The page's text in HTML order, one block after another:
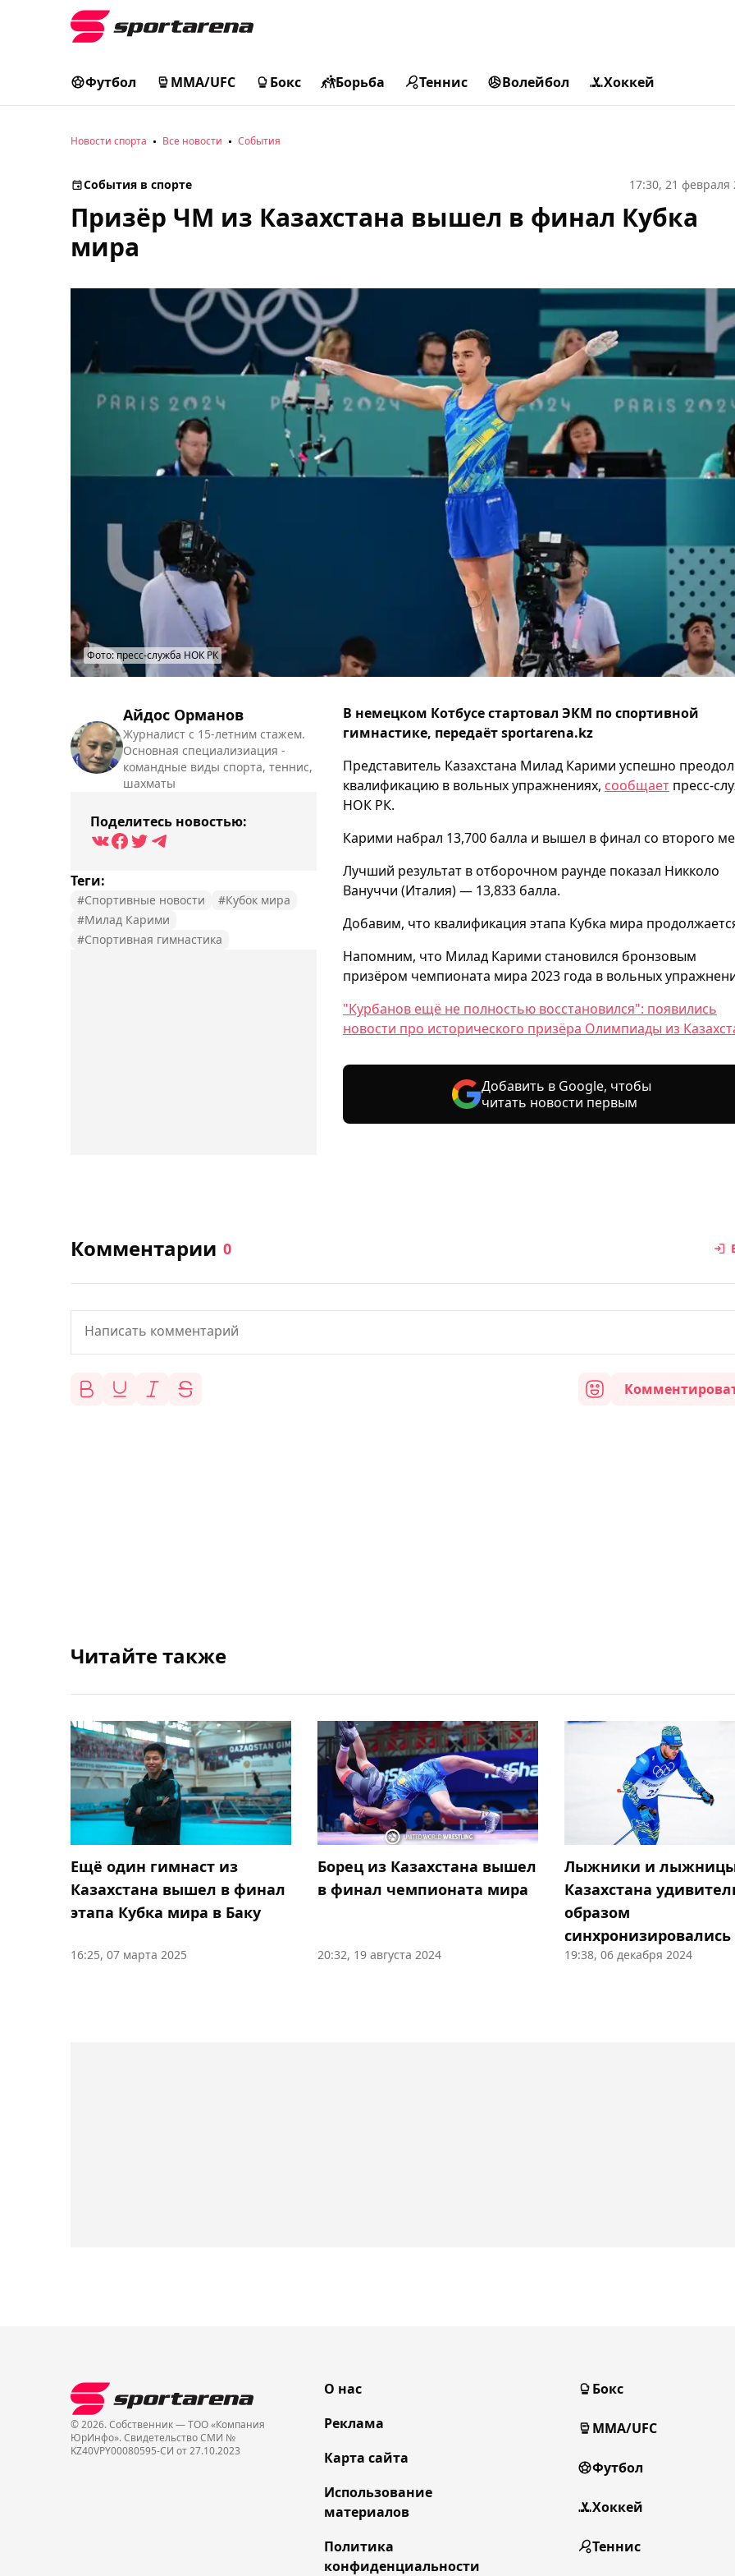
Футбол MMA/UFC Бокс Борьба Теннис Волейбол Хоккей
Новости спорта Все новости События
События в спорте 17:30, 21 февраля
Призёр ЧМ из Казахстана вышел в финал Кубка
мира
Фото: пресс-служба НОК РК
Айдос Орманов
Журналист с 15-летним стажем.
Основная специализиация -
командные виды спорта, теннис,
шахматы
Поделитесь новостью:
Теги:
#Спортивные новости
#Кубок мира
#Милад Карими
#Спортивная гимнастика
В немецком Котбусе стартовал ЭКМ по спортивной
гимнастике, передаёт sportarena.kz
Представитель Казахстана Милад Карими успешно
квалификацию в вольных упражнениях, сообщает пресс-
НОК РК.
Карими набрал 13,700 балла и вышел в финал со второго
Лучший результат в отборочном раунде показал Никколо
Вануччи (Италия) — 13,833 балла.
Добавим, что квалификация этапа Кубка мира
Напомним, что Милад Карими становился бронзовым
призёром чемпионата мира 2023 года в вольных
"Курбанов ещё не полностью восстановился": появились
новости про исторического призёра Олимпиады из
Добавить в Google, чтобы
читать новости первым
Комментарии 0
Читайте также
Ещё один гимнаст из
Казахстана вышел в финал
этапа Кубка мира в Баку
16:25, 07 марта 2025
Борец из Казахстана вышел
в финал чемпионата мира
20:32, 19 августа 2024
Лыжники и
Казахстана
образом
синхронизировались
этапе Кубка мира в
19:38, 06 декабря 2024
© 2026. Собственник — ТОО «Компания
ЮрИнфо». Cвидетельство СМИ №
KZ40VPY00080595-СИ от 27.10.2023
О нас
Реклама
Карта сайта
Использование
материалов
Политика
конфиденциальности
Бокс
MMA/UFC
Футбол
Хоккей
Теннис